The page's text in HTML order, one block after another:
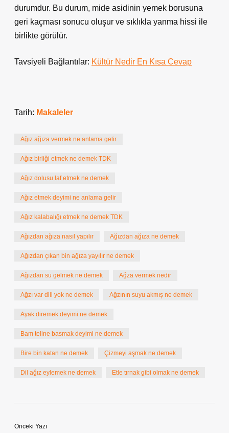
durumdur. Bu durum, mide asidinin yemek borusuna
geri kaçması sonucu oluşur ve sıklıkla yanma hissi ile
birlikte görülür.
Tavsiyeli Bağlantılar: Kültür Nedir En Kısa Cevap
Tarih: Makaleler
Ağız ağıza vermek ne anlama gelir
Ağız birliği etmek ne demek TDK
Ağız dolusu laf etmek ne demek
Ağız etmek deyimi ne anlama gelir
Ağız kalabalığı etmek ne demek TDK
Ağızdan ağıza nasıl yapılır Ağızdan ağıza ne demek
Ağızdan çıkan bin ağıza yayılır ne demek
Ağızdan su gelmek ne demek Ağza vermek nedir
Ağzı var dili yok ne demek Ağzının suyu akmış ne demek
Ayak diremek deyimi ne demek
Bam teline basmak deyimi ne demek
Bire bin katan ne demek Çizmeyi aşmak ne demek
Dil ağız eylemek ne demek Etle tırnak gibi olmak ne demek
Önceki Yazı